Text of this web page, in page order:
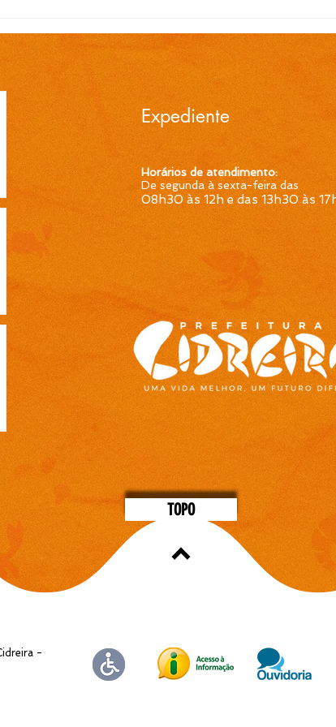
temporário de Professor
Ensino Fundamental 1ª a
4ª Séries é publicada pela
Prefeitura de Cidreira
Expediente
Horários de atendimento:
De segunda à sexta-feira das
08h30 às 12h e das 13h30 às
TOPO
-